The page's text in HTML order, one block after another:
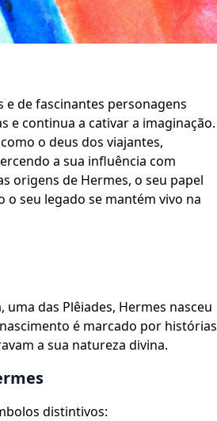
de fascinantes personagens
e continua a cativar a imaginação.
o deus dos viajantes,
a sua influência com
origens de Hermes, o seu papel
seu legado se mantém vivo na
uma das Plêiades, Hermes nasceu
é marcado por histórias
a sua natureza divina.
distintivos: